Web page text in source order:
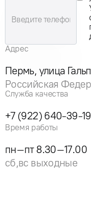
Адрес
Пермь, улица
Российская
Служба качества
+7 (922) 640-39-19
Время работы
пн–пт 8.30–17.00
сб,вс выходные